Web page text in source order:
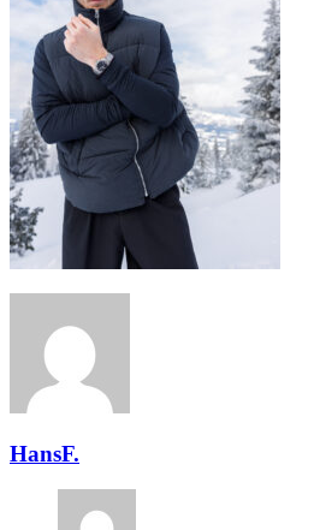
HansF.